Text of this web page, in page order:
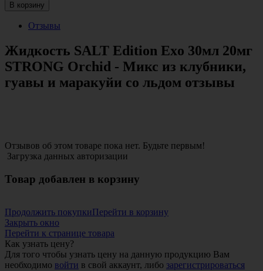
В корзину
Отзывы
Жидкость SALT Edition Exo 30мл 20мг
STRONG Orchid - Микс из клубники,
гуавы и маракуйи со льдом отзывы
Отзывов об этом товаре пока нет. Будьте первым!
Загрузка данных авторизации
Товар добавлен в корзину
Продолжить покупкиПерейти в корзину
Закрыть окно
Перейти к странице товара
Как узнать цену?
Для того чтобы узнать цену на данную продукцию Вам
необходимо войти в свой аккаунт, либо зарегистрироваться